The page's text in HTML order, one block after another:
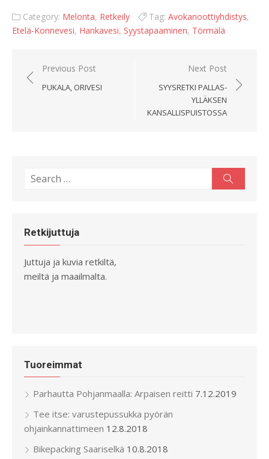
Category: Melonta, Retkeily Tag: Avokanoottiyhdistys,
Etelä-Konnevesi, Hankavesi, Syystapaaminen, Törmälä
Artikkelien
selaus
Previous Post
PUKALA, ORIVESI
Next Post
SYYSRETKI PALLAS-
YLLÄKSEN
KANSALLISPUISTOSSA
Search
Retkijuttuja
Juttuja ja kuvia retkiltä,
meiltä ja maailmalta.
Tuoreimmat
Parhautta Pohjanmaalla: Arpaisen reitti 7.12.2019
Tee itse: varustepussukka pyörän
ohjainkannattimeen 12.8.2018
Bikepacking Saariselkä 10.8.2018